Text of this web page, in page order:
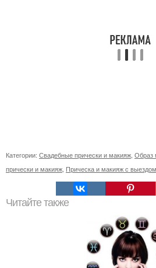
Категории: Свадебные прически и макияж Образ
прически и макияж Прическа и макияж с
Читайте также